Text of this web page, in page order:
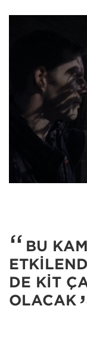
BU
DE KİT
OLACAK